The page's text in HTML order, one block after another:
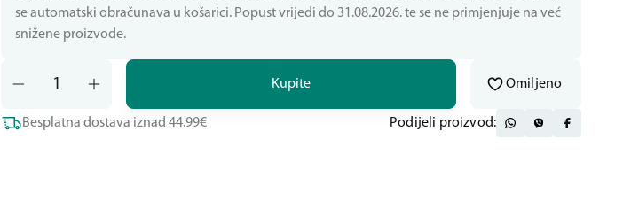
se automatski obračunava u košarici. Popust vrijedi do 31.08.2026. te se ne primjenjuje na već
snižene proizvode.
Kupite Omiljeno
Besplatna dostava iznad 44.99€ Podijeli proizvod: